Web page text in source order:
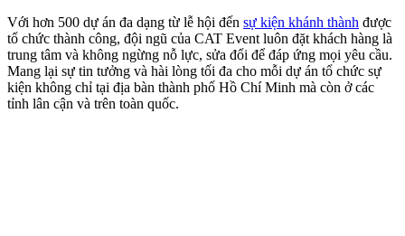
Với hơn 500 dự án đa dạng từ lễ hội đến sự kiện khánh thành được
tổ chức thành công, đội ngũ của CAT Event luôn đặt khách hàng là
trung tâm và không ngừng nỗ lực, sửa đổi để đáp ứng mọi yêu cầu.
Mang lại sự tin tưởng và hài lòng tối đa cho mỗi dự án tổ chức sự
kiện không chỉ tại địa bàn thành phố Hồ Chí Minh mà còn ở các
tỉnh lân cận và trên toàn quốc.